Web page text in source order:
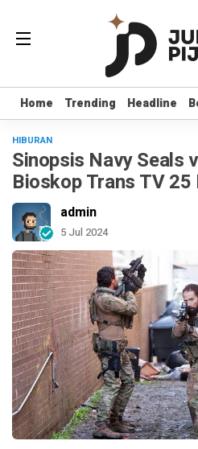
Home Trending Headline
Home Trending Headline
HIBURAN
Sinopsis Navy Seals
Bioskop Trans TV
admin
5 Jul 2024